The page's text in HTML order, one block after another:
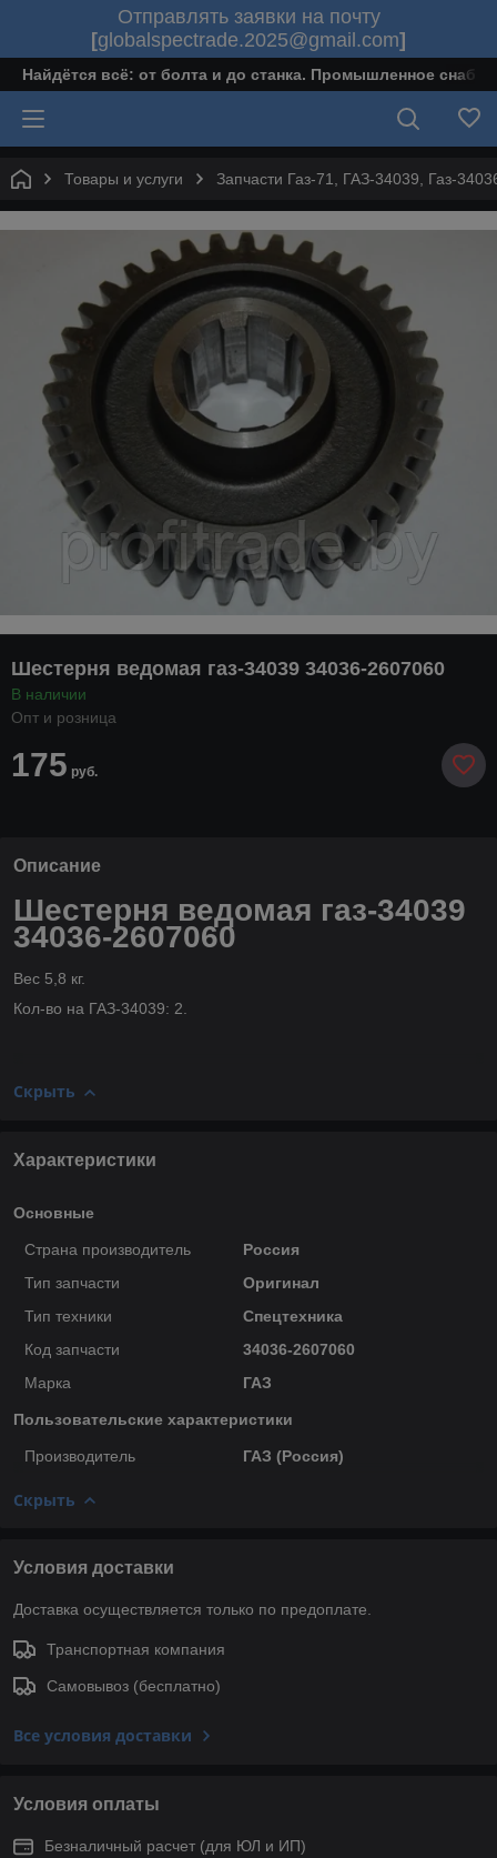
Отправлять заявки на почту
[globalspectrade.2025@gmail.com]
Найдётся всё: от болта и до станка. Промышленное
Товары и услуги Запчасти Газ-71, ГАЗ-34039, Газ-
Шестерня ведомая газ-34039 34036-2607060
В наличии
Опт и розница
175 руб.
Описание
Шестерня ведомая газ-34039
34036-2607060
Вес 5,8 кг.
Кол-во на ГАЗ-34039: 2.
Скрыть
Характеристики
Основные
Страна производитель
Россия
Тип запчасти
Оригинал
Тип техники
Спецтехника
Код запчасти
34036-2607060
Марка
ГАЗ
Пользовательские характеристики
Производитель ГАЗ (Россия)
Скрыть
Условия доставки
Доставка осуществляется только по предоплате.
Транспортная компания
Самовывоз (бесплатно)
Все условия доставки
Условия оплаты
Безналичный расчет (для ЮЛ и ИП)